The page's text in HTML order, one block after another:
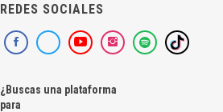
REDES SOCIALES
¿Buscas una plataforma
para